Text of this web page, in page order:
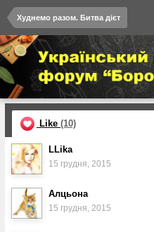
Худнемо разом. Битва дієт
Like (10)
LLika
15 грудня, 2015
Алцьона
15 грудня, 2015